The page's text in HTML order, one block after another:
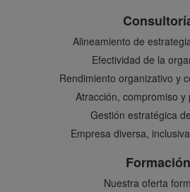
Alineamiento de
Efectividad de la
Rendimiento organizativo y
Atracción, compromiso y
Gestión estratégica
Empresa diversa,
Formación
Nuestra oferta